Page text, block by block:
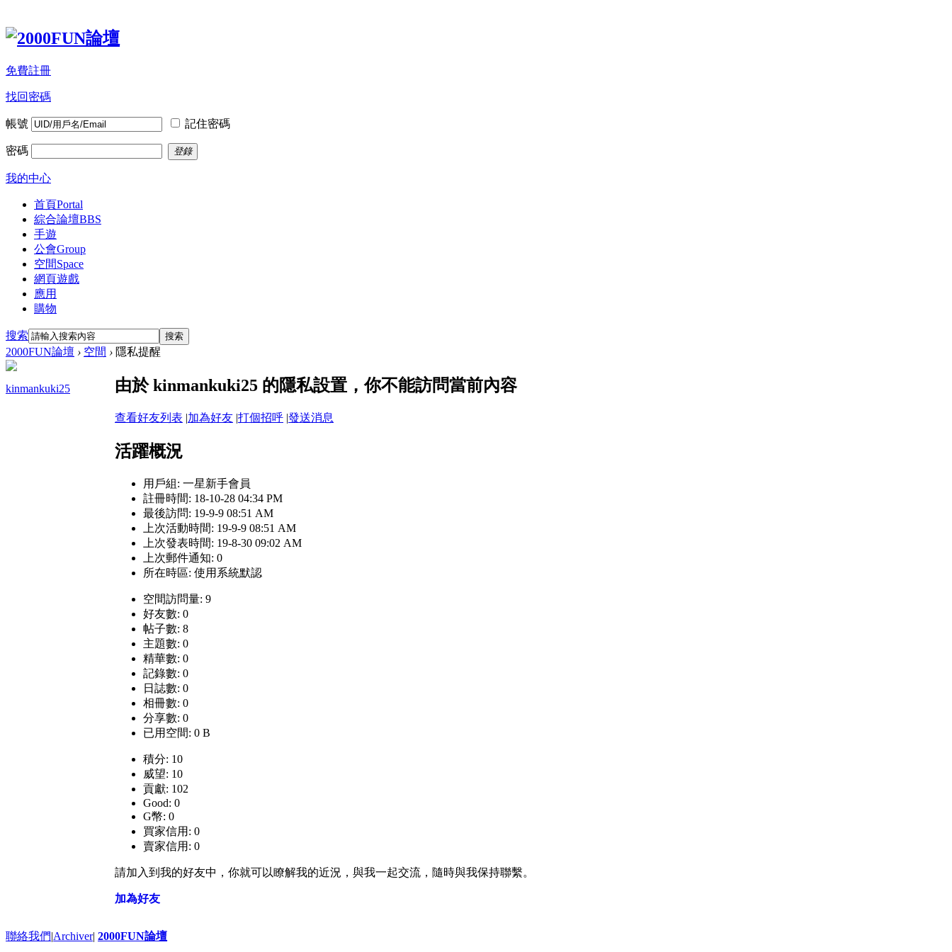
免費註冊
找回密碼
帳號 記住密碼
密碼 登錄
我的中心
首頁Portal
綜合論壇BBS
手遊
公會Group
空間Space
網頁遊戲
應用
購物
搜索 搜索
2000FUN論壇 › 空間 › 隱私提醒
kinmankuki25 由於 kinmankuki25 的隱私設置，你不能訪問當前內容
查看好友列表 |加為好友 |打個招呼 |發送消息
活躍概況
用戶組: 一星新手會員
註冊時間: 18-10-28 04:34 PM
最後訪問: 19-9-9 08:51 AM
上次活動時間: 19-9-9 08:51 AM
上次發表時間: 19-8-30 09:02 AM
上次郵件通知: 0
所在時區: 使用系統默認
空間訪問量: 9
好友數: 0
帖子數: 8
主題數: 0
精華數: 0
記錄數: 0
日誌數: 0
相冊數: 0
分享數: 0
已用空間: 0 B
積分: 10
威望: 10
貢獻: 102
Good: 0
G幣: 0
買家信用: 0
賣家信用: 0
請加入到我的好友中，你就可以瞭解我的近況，與我一起交流，隨時與我保持聯繫。
加為好友
聯絡我們|Archiver| 2000FUN論壇